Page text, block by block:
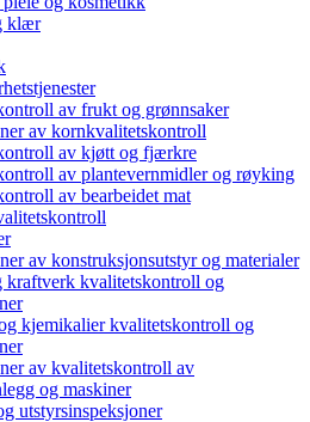
klær
av frukt og grønnsaker
av kornkvalitetskontroll
av kjøtt og fjærkre
av plantevernmidler og røyking
av bearbeidet mat
av konstruksjonsutstyr og materialer
kraftverk kvalitetskontroll og
kjemikalier kvalitetskontroll og
av kvalitetskontroll av
og maskiner
utstyrsinspeksjoner